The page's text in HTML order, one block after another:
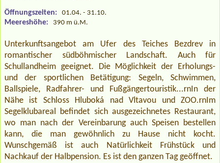
Öffnungszeiten: 01.04. - 31.10.
Meereshöhe: 390 m ü.M.
Unterkunftsangebot am Ufer des Teiches Bezdrev in
romantischer südböhmischer Landschaft. Auch für
Schullandheim geeignet. Die Möglichkeit der Erholungs-
und der sportlichen Betätigung: Segeln, Schwimmen,
Ballspiele, Radfahrer- und Fußgängertouristik...rnIn der
Nähe ist Schloss Hluboká nad Vltavou und ZOO.rnIm
Segelklubareal befindet sich ausgezeichnetes Restaurant,
wo man nach der Vereinbarung auch Speisen bestellen
kann, die man gewöhnlich zu Hause nicht kocht.
Wunschgemäß ist auch Natürlichkeit Frühstück und
Nachkauf der Halbpension. Es ist den ganzen Tag geöffnet.